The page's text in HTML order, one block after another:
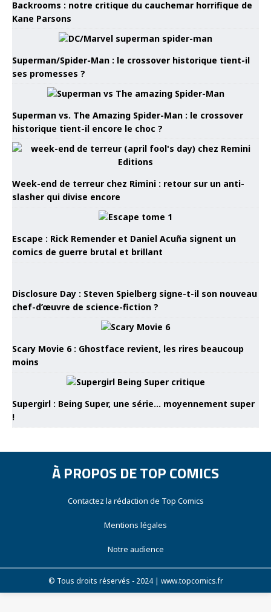
Backrooms : notre critique du cauchemar horrifique de
Kane Parsons
Superman/Spider-Man : le crossover historique tient-il
ses promesses ?
Superman vs. The Amazing Spider-Man : le crossover
historique tient-il encore le choc ?
Week-end de terreur chez Rimini : retour sur un anti-
slasher qui divise encore
Escape : Rick Remender et Daniel Acuña signent un
comics de guerre brutal et brillant
Disclosure Day : Steven Spielberg signe-t-il son nouveau
chef-d’œuvre de science-fiction ?
Scary Movie 6 : Ghostface revient, les rires beaucoup
moins
Supergirl : Being Super, une série… moyennement super
!
À PROPOS DE TOP COMICS
Contactez la rédaction de Top Comics
Mentions légales
Notre audience
© Tous droits réservés - 2024 | www.topcomics.fr